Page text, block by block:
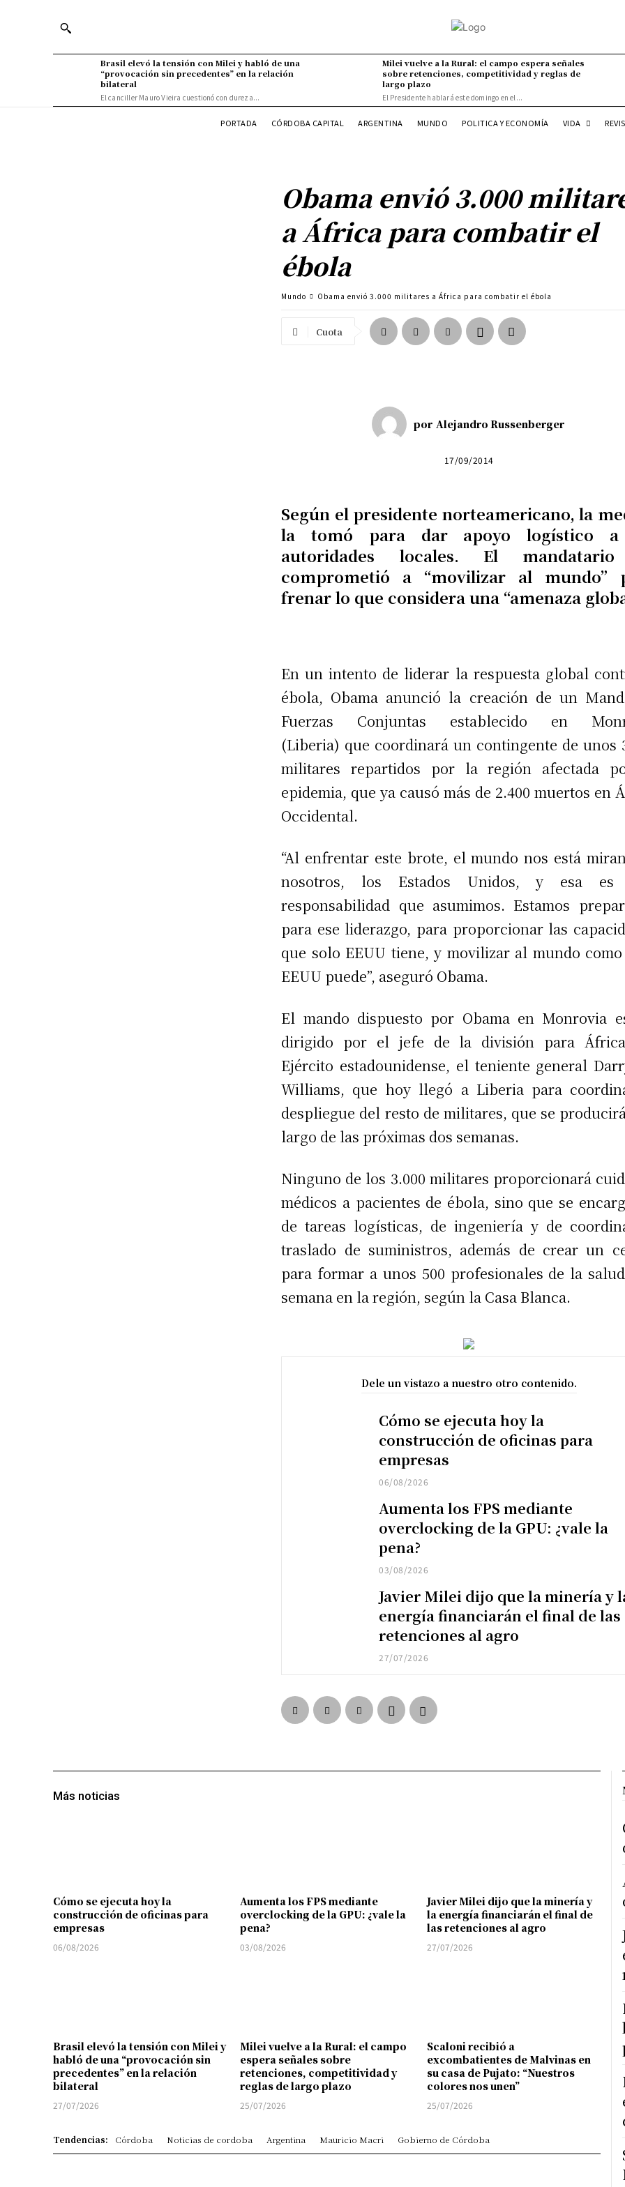
Brasil elevó la tensión con Milei y habló de una
“provocación sin precedentes” en la relación
bilateral
El canciller Mauro Vieira cuestionó con dureza...
Milei vuelve a la Rural: el campo espera señales
sobre retenciones, competitividad y reglas de
largo plazo
El Presidente hablará este domingo en el...
PORTADA CÓRDOBA CAPITAL ARGENTINA MUNDO POLITICA Y ECONOMÍA VIDA
Obama envió 3.000
a África para combatir el
ébola
Mundo Obama envió 3.000 militares a África para combatir el ébola
Cuota
por Alejandro Russenberger
17/09/2014
Según el presidente norteamericano, la
la tomó para dar apoyo logístico
autoridades locales. El
comprometió a “movilizar al mundo”
frenar lo que considera una “amenaza
En un intento de liderar la respuesta global
ébola, Obama anunció la creación de un
Fuerzas Conjuntas establecido en
(Liberia) que coordinará un contingente de unos
militares repartidos por la región afectada
epidemia, que ya causó más de 2.400 muertos en
Occidental.
“Al enfrentar este brote, el mundo nos está
nosotros, los Estados Unidos, y esa es
responsabilidad que asumimos. Estamos
para ese liderazgo, para proporcionar las
que solo EEUU tiene, y movilizar al mundo
EEUU puede”, aseguró Obama.
El mando dispuesto por Obama en Monrovia
dirigido por el jefe de la división para
Ejército estadounidense, el teniente general
Williams, que hoy llegó a Liberia para
despliegue del resto de militares, que se
largo de las próximas dos semanas.
Ninguno de los 3.000 militares proporcionará
médicos a pacientes de ébola, sino que se
de tareas logísticas, de ingeniería y de
traslado de suministros, además de crear un
para formar a unos 500 profesionales de la
semana en la región, según la Casa Blanca.
Dele un vistazo a nuestro otro contenido.
Cómo se ejecuta hoy la
construcción de oficinas para
empresas
06/08/2026
Aumenta los FPS mediante
overclocking de la GPU: ¿vale la
pena?
03/08/2026
Javier Milei dijo que la minería y
energía financiarán el final de las
retenciones al agro
27/07/2026
Más noticias
Cómo se ejecuta hoy la
construcción de oficinas para
empresas
06/08/2026
Aumenta los FPS mediante
overclocking de la GPU: ¿vale la
pena?
03/08/2026
Javier Milei dijo que la minería y
la energía financiarán el final de
las retenciones al agro
27/07/2026
Brasil elevó la tensión con Milei y
habló de una “provocación sin
precedentes” en la relación
bilateral
27/07/2026
Milei vuelve a la Rural: el campo
espera señales sobre
retenciones, competitividad y
reglas de largo plazo
25/07/2026
Scaloni recibió a
excombatientes de Malvinas en
su casa de Pujato: “Nuestros
colores nos unen”
25/07/2026
Tendencias: Córdoba Noticias de cordoba Argentina Mauricio Macri Gobierno de Córdoba